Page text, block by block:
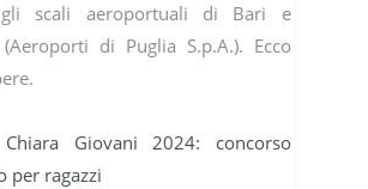
gli scali aeroportuali di Bari e
di Puglia S.p.A.). Ecco
Giovani 2024: concorso
per ragazzi